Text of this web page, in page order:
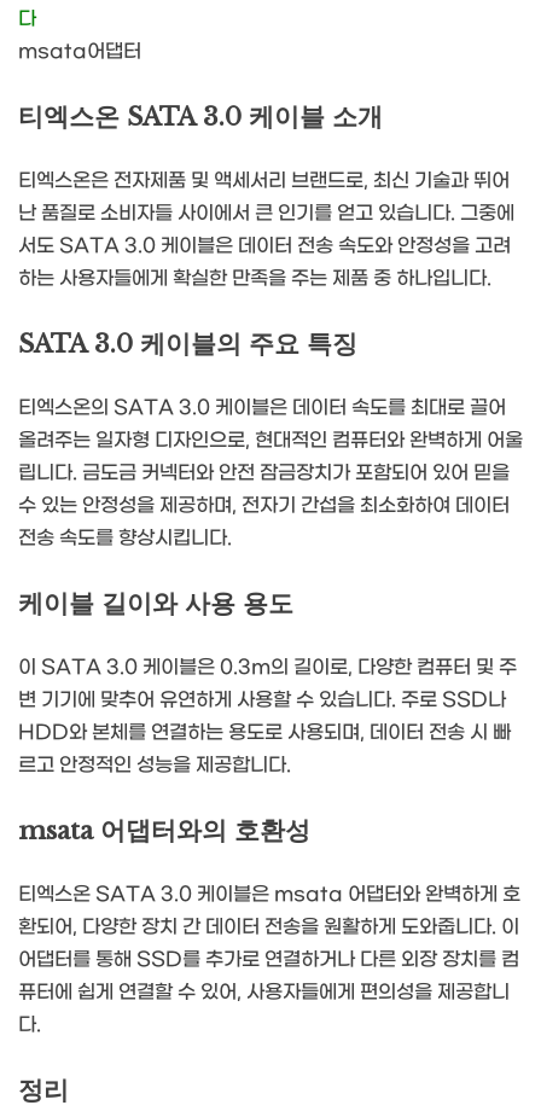
다
msata어댑터
티엑스온 SATA 3.0 케이블 소개
티엑스온은 전자제품 및 액세서리 브랜드로, 최신 기술과 뛰어
난 품질로 소비자들 사이에서 큰 인기를 얻고 있습니다. 그중에
서도 SATA 3.0 케이블은 데이터 전송 속도와 안정성을 고려
하는 사용자들에게 확실한 만족을 주는 제품 중 하나입니다.
SATA 3.0 케이블의 주요 특징
티엑스온의 SATA 3.0 케이블은 데이터 속도를 최대로 끌어
올려주는 일자형 디자인으로, 현대적인 컴퓨터와 완벽하게 어울
립니다. 금도금 커넥터와 안전 잠금장치가 포함되어 있어 믿을
수 있는 안정성을 제공하며, 전자기 간섭을 최소화하여 데이터
전송 속도를 향상시킵니다.
케이블 길이와 사용 용도
이 SATA 3.0 케이블은 0.3m의 길이로, 다양한 컴퓨터 및 주
변 기기에 맞추어 유연하게 사용할 수 있습니다. 주로 SSD나
HDD와 본체를 연결하는 용도로 사용되며, 데이터 전송 시 빠
르고 안정적인 성능을 제공합니다.
msata 어댑터와의 호환성
티엑스온 SATA 3.0 케이블은 msata 어댑터와 완벽하게 호
환되어, 다양한 장치 간 데이터 전송을 원활하게 도와줍니다. 이
어댑터를 통해 SSD를 추가로 연결하거나 다른 외장 장치를 컴
퓨터에 쉽게 연결할 수 있어, 사용자들에게 편의성을 제공합니
다.
정리